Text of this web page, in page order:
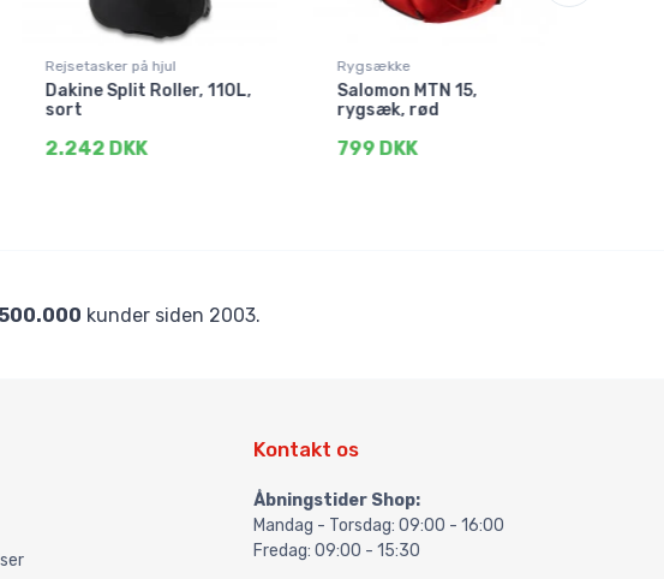
Rejsetasker på hjul
Dakine Split Roller, 110L,
sort
2.242 DKK
Rygsække
Salomon MTN 15,
rygsæk, rød
799 DKK
kunder siden 2003.
Kontakt os
Åbningstider Shop:
Mandag - Torsdag: 09:00 - 16:00
Fredag: 09:00 - 15:30